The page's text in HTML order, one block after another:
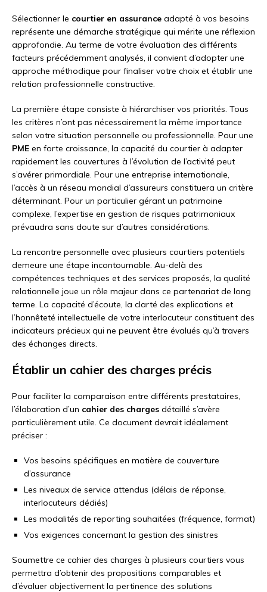
Sélectionner le courtier en assurance adapté à vos besoins
représente une démarche stratégique qui mérite une réflexion
approfondie. Au terme de votre évaluation des différents
facteurs précédemment analysés, il convient d’adopter une
approche méthodique pour finaliser votre choix et établir une
relation professionnelle constructive.
La première étape consiste à hiérarchiser vos priorités. Tous
les critères n’ont pas nécessairement la même importance
selon votre situation personnelle ou professionnelle. Pour une
PME en forte croissance, la capacité du courtier à adapter
rapidement les couvertures à l’évolution de l’activité peut
s’avérer primordiale. Pour une entreprise internationale,
l’accès à un réseau mondial d’assureurs constituera un critère
déterminant. Pour un particulier gérant un patrimoine
complexe, l’expertise en gestion de risques patrimoniaux
prévaudra sans doute sur d’autres considérations.
La rencontre personnelle avec plusieurs courtiers potentiels
demeure une étape incontournable. Au-delà des
compétences techniques et des services proposés, la qualité
relationnelle joue un rôle majeur dans ce partenariat de long
terme. La capacité d’écoute, la clarté des explications et
l’honnêteté intellectuelle de votre interlocuteur constituent des
indicateurs précieux qui ne peuvent être évalués qu’à travers
des échanges directs.
Établir un cahier des charges précis
Pour faciliter la comparaison entre différents prestataires,
l’élaboration d’un cahier des charges détaillé s’avère
particulièrement utile. Ce document devrait idéalement
préciser :
Vos besoins spécifiques en matière de couverture
d’assurance
Les niveaux de service attendus (délais de réponse,
interlocuteurs dédiés)
Les modalités de reporting souhaitées (fréquence, format)
Vos exigences concernant la gestion des sinistres
Soumettre ce cahier des charges à plusieurs courtiers vous
permettra d’obtenir des propositions comparables et
d’évaluer objectivement la pertinence des solutions